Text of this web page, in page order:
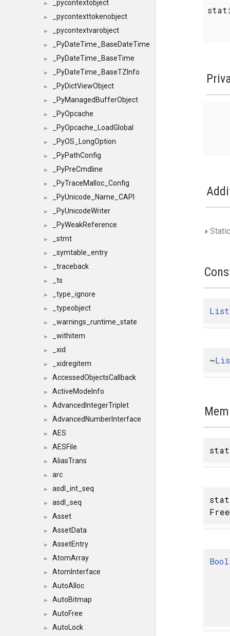
► _pycontextobject
► _pycontexttokenobject
► _pycontextvarobject
► _PyDateTime_BaseDateTime
► _PyDateTime_BaseTime
► _PyDateTime_BaseTZInfo
► _PyDictViewObject
► _PyManagedBufferObject
► _PyOpcache
► _PyOpcache_LoadGlobal
► _PyOS_LongOption
► _PyPathConfig
► _PyPreCmdline
► _PyTraceMalloc_Config
► _PyUnicode_Name_CAPI
► _PyUnicodeWriter
► _PyWeakReference
► _stmt
► _symtable_entry
► _traceback
► _ts
► _type_ignore
► _typeobject
► _warnings_runtime_state
► _withitem
► _xid
► _xidregitem
► AccessedObjectsCallback
► ActiveModeInfo
► AdvancedIntegerTriplet
► AdvancedNumberInterface
► AES
► AESFile
► AliasTrans
► arc
► asdl_int_seq
► asdl_seq
► Asset
► AssetData
► AssetEntry
► AtomArray
► AtomInterface
► AutoAlloc
► AutoBitmap
► AutoFree
► AutoLock
~
Free
Bool